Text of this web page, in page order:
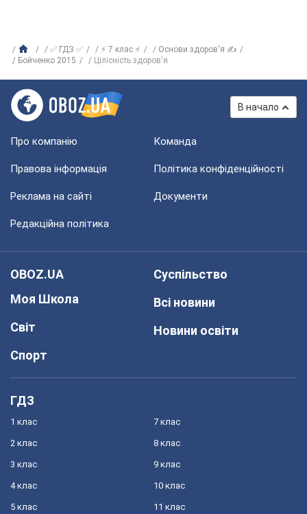
✅ ГДЗ ✅ ⚡ 7 клас ⚡
Основи здоров'я ✍
Бойченко 2015
Цілісність здоров'я
В начало
Про компанію Команда
Правова інформація Політика конфіденційності
Реклама на сайті Документи
Редакційна політика
OBOZ.UA
Моя Школа
Світ
Спорт
Суспільство
Всі новини
Новини освіти
ГДЗ
1 клас
2 клас
3 клас
4 клас
5 клас
7 клас
8 клас
9 клас
10 клас
11 клас